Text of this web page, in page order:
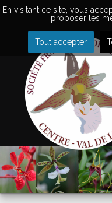
En visitant ce site, vous
proposer les
Tout accepter